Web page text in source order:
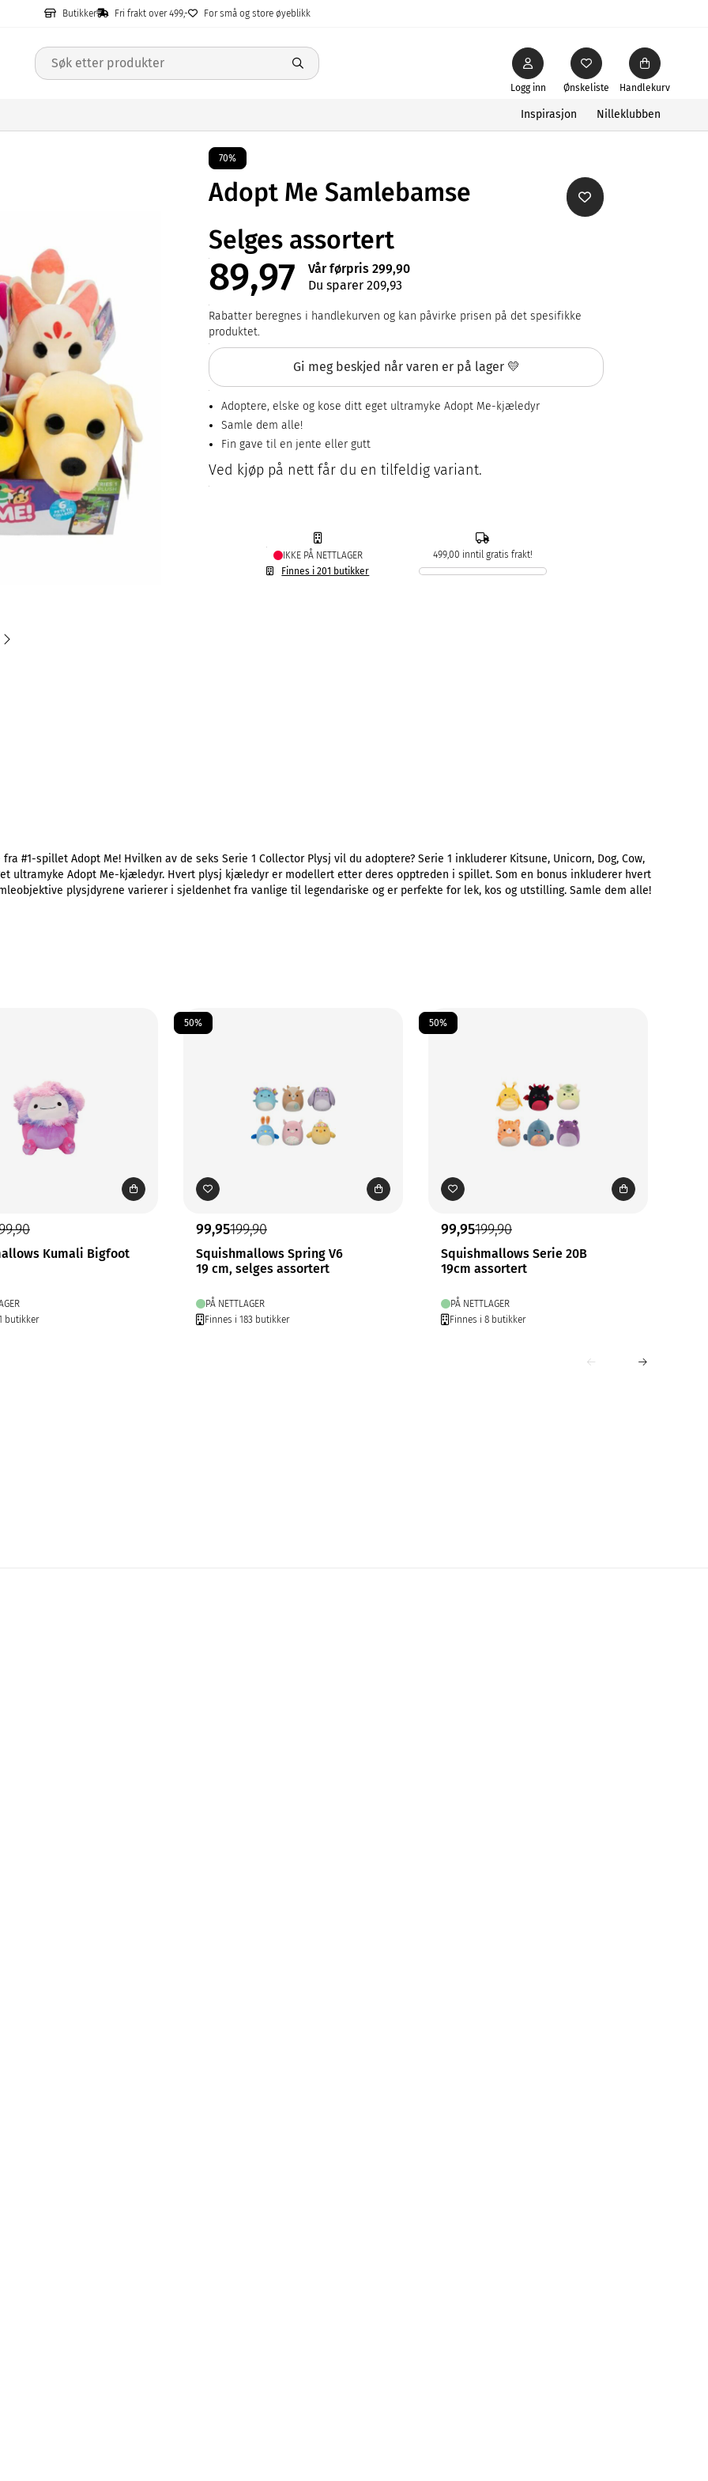
Butikker Fri frakt over 499,- For små og store øyeblikk
Ønskeliste
Logg inn Handlekurv
Inspirasjon Nilleklubben
70%
Adopt Me Samlebamse
Selges assortert
89,97
Vår førpris 299,90
Du sparer 209,93
Rabatter beregnes i handlekurven og kan påvirke prisen på det spesifikke
produktet.
Gi meg beskjed når varen er på lager 💛
Adoptere, elske og kose ditt eget ultramyke Adopt Me-kjæledyr
Samle dem alle!
Fin gave til en jente eller gutt
Ved kjøp på nett får du en tilfeldig variant.
IKKE PÅ NETTLAGER
Finnes i 201 butikker
499,00 inntil gratis frakt!
spillet Adopt Me! Hvilken av de seks Serie 1 Collector Plysj vil du adoptere? Serie 1 inkluderer Kitsune, Unicorn, Dog, Cow,
ultramyke Adopt Me-kjæledyr. Hvert plysj kjæledyr er modellert etter deres opptreden i spillet. Som en bonus inkluderer hvert
plysjdyrene varierer i sjeldenhet fra vanlige til legendariske og er perfekte for lek, kos og utstilling. Samle dem alle!
Kumali Bigfoot
butikker
50%
99,95199,90
Squishmallows Spring V6
19 cm, selges assortert
PÅ NETTLAGER
Finnes i 183 butikker
50%
99,95199,90
Squishmallows Serie 20B
19cm assortert
PÅ NETTLAGER
Finnes i 8 butikker